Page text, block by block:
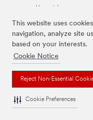
This website uses
navigation, analyze site
based on your interests.
Cookie Notice
Reject Non-Essential
Cookie Preferences
Varumärken som